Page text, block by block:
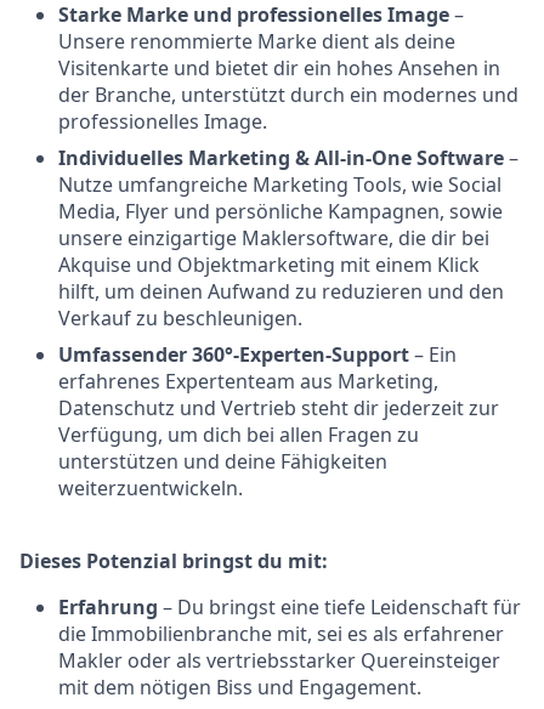
Starke Marke und professionelles Image–
Unsere renommierte Marke dient als deine
Visitenkarte und bietet dir ein hohes Ansehen in
der Branche, unterstützt durch ein modernes und
professionelles Image.
Individuelles Marketing & All-in-One Software–
Nutze umfangreiche Marketing Tools, wie Social
Media, Flyer und persönliche Kampagnen, sowie
unsere einzigartige Maklersoftware, die dir bei
Akquise und Objektmarketing mit einem Klick
hilft, um deinen Aufwand zu reduzieren und den
Verkauf zu beschleunigen.
Umfassender 360°-Experten-Support– Ein
erfahrenes Expertenteam aus Marketing,
Datenschutz und Vertrieb steht dir jederzeit zur
Verfügung, um dich bei allen Fragen zu
unterstützen und deine Fähigkeiten
weiterzuentwickeln.
Dieses Potenzial bringst du mit:
Erfahrung – Du bringst eine tiefe Leidenschaft für
die Immobilienbranche mit, sei es als erfahrener
Makler oder als vertriebsstarker Quereinsteiger
mit dem nötigen Biss und Engagement.